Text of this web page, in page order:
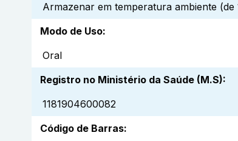
Armazenar em temperatura ambiente (de
Modo de Uso:
Oral
Registro no Ministério da Saúde (M.S):
1181904600082
Código de Barras: